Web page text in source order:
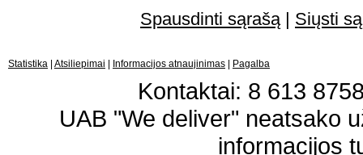
Spausdinti sąrašą| Siųsti
Statistika Atsiliepimai Informacijos atnaujinimas Pagalba
Kontaktai: 8 613
UAB "We deliver" neatsako
informacijos